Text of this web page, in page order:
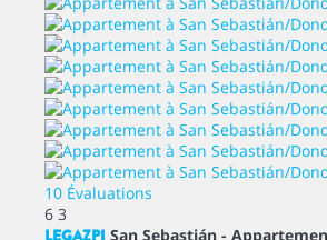
10 Évaluations
6 3
LEGAZPI San Sebastián -